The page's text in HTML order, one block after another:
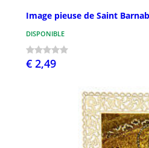
Image pieuse de Saint
DISPONIBLE
€ 2,49